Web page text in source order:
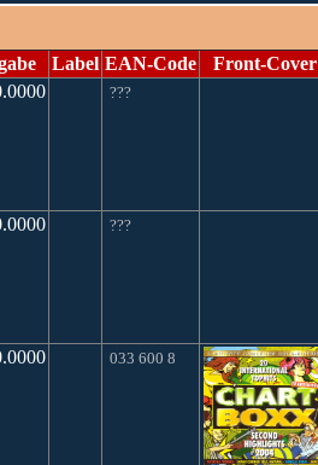
Label EAN-Code Front-Cover
???
???
033 600 8